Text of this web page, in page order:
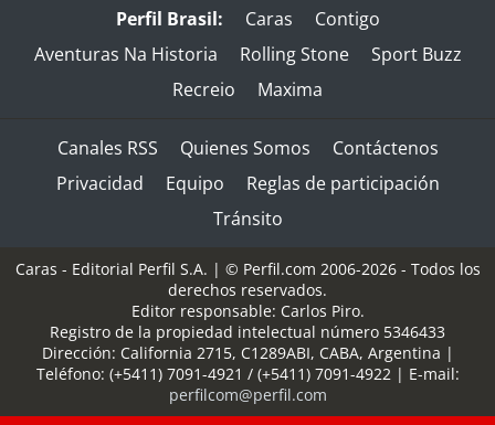
Perfil Brasil: Caras
Contigo
Aventuras Na Historia
Rolling Stone
Sport Buzz
Recreio
Maxima
Canales RSS Quienes Somos
Contáctenos
Privacidad
Equipo
Reglas de participación
Tránsito
Caras - Editorial Perfil S.A. | © Perfil.com 2006-2026 - Todos los
derechos reservados.
Editor responsable: Carlos Piro.
Registro de la propiedad intelectual número 5346433
Dirección: California 2715, C1289ABI, CABA, Argentina |
Teléfono: (+5411) 7091-4921 / (+5411) 7091-4922| E-mail:
perfilcom@perfil.com